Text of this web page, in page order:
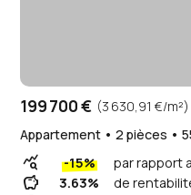
199 700 € (3 630,91 €/m²)
Appartement • 2 pièces •
query_stats -15% par rapport
savings 3.63% de